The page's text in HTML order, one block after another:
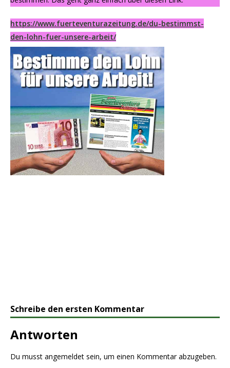
https://www.fuerteventurazeitung.de/du-bestimmst-
den-lohn-fuer-unsere-arbeit/
Schreibe den ersten Kommentar
Antworten
Du musst angemeldet sein, um einen Kommentar abzugeben.